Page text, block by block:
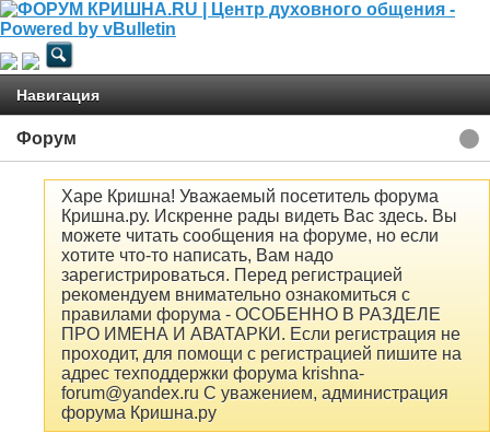
Навигация
Форум
Харе Кришна! Уважаемый посетитель форума
Кришна.ру. Искренне рады видеть Вас здесь. Вы
можете читать сообщения на форуме, но если
хотите что-то написать, Вам надо
зарегистрироваться. Перед регистрацией
рекомендуем внимательно ознакомиться с
правилами форума - ОСОБЕННО В РАЗДЕЛЕ
ПРО ИМЕНА И АВАТАРКИ. Если регистрация не
проходит, для помощи с регистрацией пишите на
адрес техподдержки форума krishna-
forum@yandex.ru С уважением, администрация
форума Кришна.ру